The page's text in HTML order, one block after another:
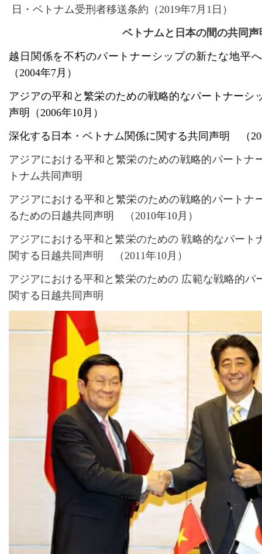
日・ベトナム受刑者移送条約（2019年7月1日）
ベトナムと日本の間の共同声
越日関係を不朽のパートナーシップの新たな地平
（2004年7月）
アジアの平和と繁栄のための戦略的なパートナーシ
声明（2006年10月）
深化する日本・ベトナム関係に関する共同声明 （
アジアにおける平和と繁栄のための戦略的パートナ
トナム共同声明
アジアにおける平和と繁栄のための戦略的パートナ
るための日越共同声明 （2010年10月）
アジアにおける平和と繁栄のための 戦略的なパート
関する日越共同声明 （2011年10月）
アジアにおける平和と繁栄のための 広範な戦略的パ
関する日越共同声明